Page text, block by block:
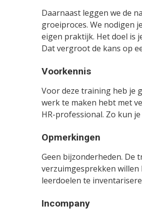
Daarnaast leggen we de
groeiproces. We nodigen
eigen praktijk. Het doel is
Dat vergroot de kans op
Voorkennis
Voor deze training heb je
werk te maken hebt met
HR-professional. Zo kun
Opmerkingen
Geen bijzonderheden. De
verzuimgesprekken willen
leerdoelen te
Incompany